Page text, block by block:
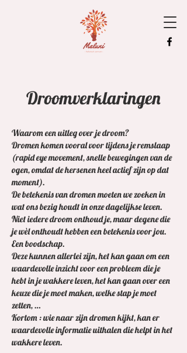
Droomverklaringen
Waarom een uitleg over je droom?
Dromen komen vooral voor tijdens je remslaap
(rapid eye movement, snelle bewegingen van de
ogen, omdat de hersenen heel actief zijn op dat
moment).
De betekenis van dromen moeten we zoeken in
wat ons bezig houdt in onze dagelijkse leven.
Niet iedere droom onthoud je, maar degene die
je wèl onthoudt hebben een betekenis voor jou.
Een boodschap.
Deze kunnen allerlei zijn, het kan gaan om een
waardevolle inzicht voor een probleem die je
hebt in je wakkere leven, het kan gaan over een
keuze die je moet maken, welke stap je moet
zetten, …
Kortom : wie naar zijn dromen kijkt, kan er
waardevolle informatie uithalen die helpt in het
wakkere leven.